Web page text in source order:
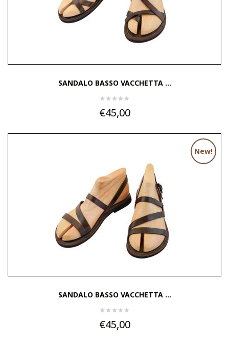
SANDALO BASSO VACCHETTA ...
€45,00
New!
SANDALO BASSO VACCHETTA ...
€45,00